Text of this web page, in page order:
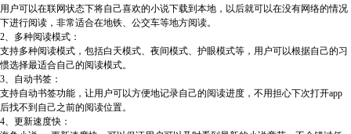
用户可以在联网状态下将自己喜欢的小说下载到本地，以后就可以在没有网络的情况
下进行阅读，非常适合在地铁、公交车等地方阅读。
2、多种阅读模式：
支持多种阅读模式，包括白天模式、夜间模式、护眼模式等，用户可以根据自己的习
惯选择最适合自己的阅读模式。
3、自动书签：
支持自动书签功能，让用户可以方便地记录自己的阅读进度，不用担心下次打开app
后找不到自己之前的阅读位置。
4、更新速度快：